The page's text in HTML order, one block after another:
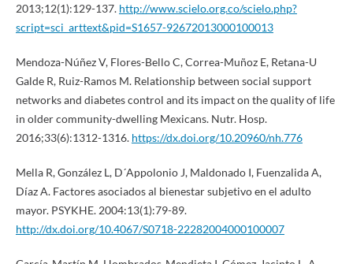
2013;12(1):129-137. http://www.scielo.org.co/scielo.php?
script=sci_arttext&pid=S1657-92672013000100013
Mendoza-Núñez V, Flores-Bello C, Correa-Muñoz E, Retana-U
Galde R, Ruiz-Ramos M. Relationship between social support
networks and diabetes control and its impact on the quality of life
in older community-dwelling Mexicans. Nutr. Hosp.
2016;33(6):1312-1316. https://dx.doi.org/10.20960/nh.776
Mella R, González L, D´Appolonio J, Maldonado I, Fuenzalida A,
Díaz A. Factores asociados al bienestar subjetivo en el adulto
mayor. PSYKHE. 2004:13(1):79-89.
http://dx.doi.org/10.4067/S0718-22282004000100007